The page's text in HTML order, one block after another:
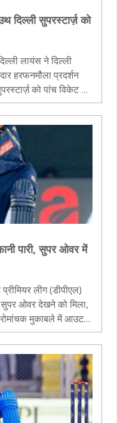
दिल्ली सुपरस्टार्ज़ को
हरफनमौला प्रदर्शन
को पांच विकेट से
की टीम को 19.5 ओवर
पारी, सुपर ओवर में
लीग (डीपीएल)
ओवर देखने को मिला,
मुकाबले में आउटर
हराकर यादगार जीत दर्ज